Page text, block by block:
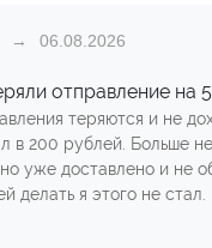
06.08.2026
отправление на
теряются и не
в 200 рублей. Больше
уже доставлено и не
делать я этого не стал.